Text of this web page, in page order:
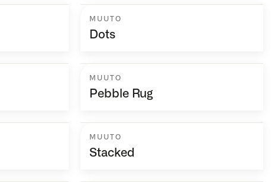
MUUTO
Dots
MUUTO
Pebble Rug
MUUTO
Stacked